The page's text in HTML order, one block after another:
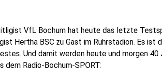
VfL Bochum hat heute das letzte
Hertha BSC zu Gast im Ruhrstadion. Es ist
Und damit werden heute und morgen
dem Radio-Bochum-SPORT: